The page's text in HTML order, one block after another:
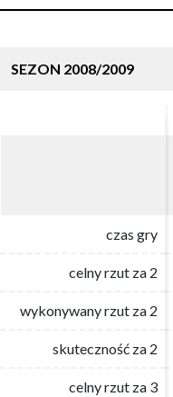
SEZON 2008/2009
czas gry
celny rzut za 2
wykonywany rzut za 2
skuteczność za 2
celny rzut za 3
czas gry
celny rzut za 2
wykonywany rzut za 2
skuteczność za 2
celny rzut za 3